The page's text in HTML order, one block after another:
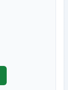
Brother TN3280